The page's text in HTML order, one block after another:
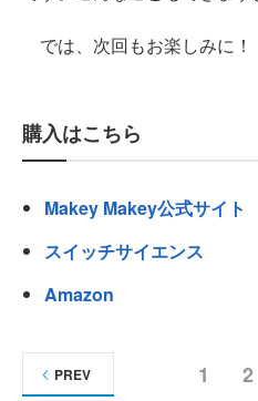
では、次回もお楽しみに！
購入はこちら
Makey Makey公式サイト
スイッチサイエンス
Amazon
1 2
PREV